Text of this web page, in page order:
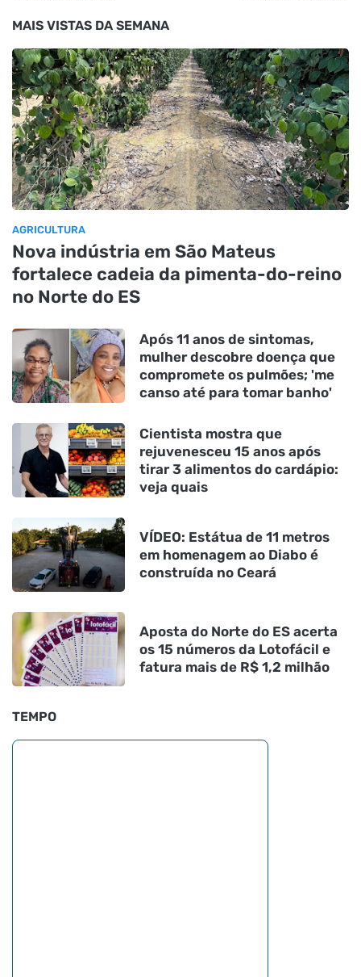
MAIS VISTAS DA SEMANA
AGRICULTURA
Nova indústria em São Mateus
fortalece cadeia da pimenta-do-reino
no Norte do ES
Após 11 anos de sintomas,
mulher descobre doença que
compromete os pulmões; 'me
canso até para tomar banho'
Cientista mostra que
rejuvenesceu 15 anos após
tirar 3 alimentos do cardápio:
veja quais
VÍDEO: Estátua de 11 metros
em homenagem ao Diabo é
construída no Ceará
Aposta do Norte do ES acerta
os 15 números da Lotofácil e
fatura mais de R$ 1,2 milhão
TEMPO